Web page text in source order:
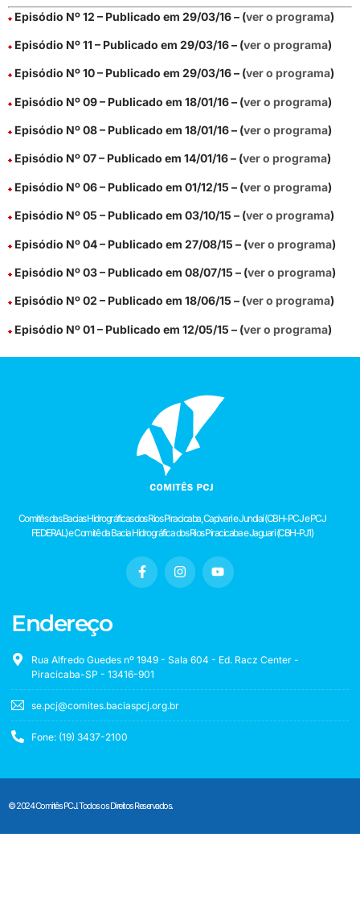
Episódio Nº 12 – Publicado em 29/03/16 – (ver o programa)
Episódio Nº 11 – Publicado em 29/03/16 – (ver o programa)
Episódio Nº 10 – Publicado em 29/03/16 – (ver o programa)
Episódio Nº 09 – Publicado em 18/01/16 – (ver o programa)
Episódio Nº 08 – Publicado em 18/01/16 – (ver o programa)
Episódio Nº 07 – Publicado em 14/01/16 – (ver o programa)
Episódio Nº 06 – Publicado em 01/12/15 – (ver o programa)
Episódio Nº 05 – Publicado em 03/10/15 – (ver o programa)
Episódio Nº 04 – Publicado em 27/08/15 – (ver o programa)
Episódio Nº 03 – Publicado em 08/07/15 – (ver o programa)
Episódio Nº 02 – Publicado em 18/06/15 – (ver o programa)
Episódio Nº 01 – Publicado em 12/05/15 – (ver o programa)
Comitês das Bacias Hidrográficas dos Rios Piracicaba, Capivari e Jundiaí (CBH-PCJ e PCJ
FEDERAL) e Comitê da Bacia Hidrográfica dos Rios Piracicaba e Jaguari (CBH-PJ1)
Endereço
Rua Alfredo Guedes nº 1949 - Sala 604 - Ed. Racz Center -
Piracicaba-SP - 13416-901
se.pcj@comites.baciaspcj.org.br
Fone: (19) 3437-2100
© 2024 Comitês PCJ. Todos os Direitos Reservados.